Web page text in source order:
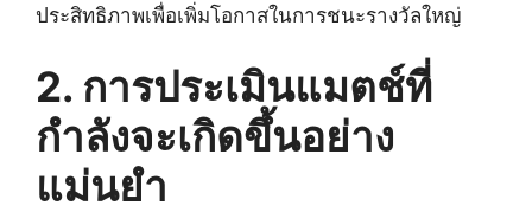
ประสิทธิภาพเพื่อเพิ่มโอกาสในการชนะรางวัลใหญ่
2. การประเมินแมตช์ที่
กำลังจะเกิดขึ้นอย่าง
แม่นยำ